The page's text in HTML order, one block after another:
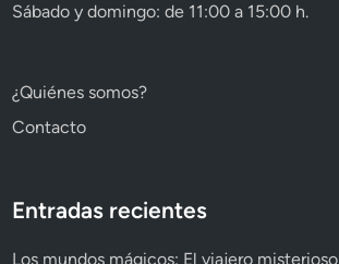
Sábado y domingo: de 11:00 a 15:00 h.
¿Quiénes somos?
Contacto
Entradas recientes
Los mundos mágicos: El viajero misterioso